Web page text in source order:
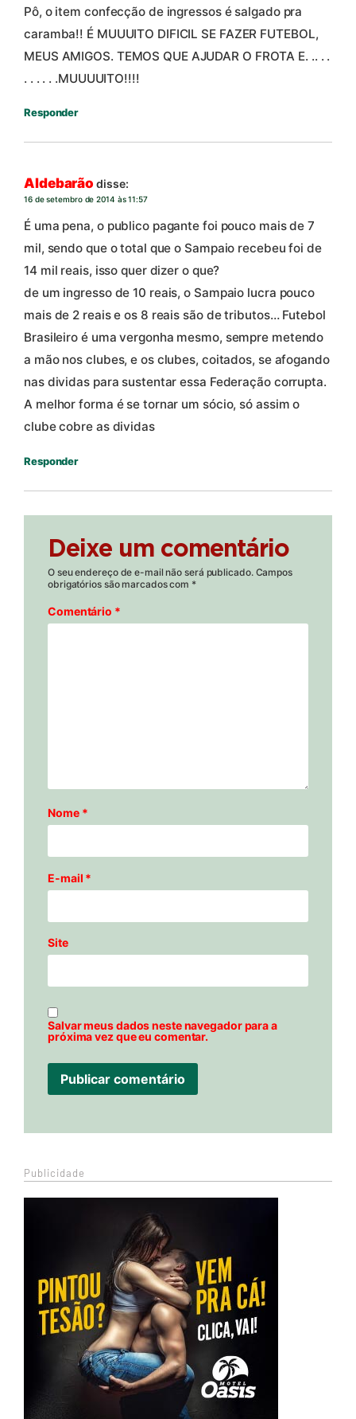
Pô, o item confecção de ingressos é salgado pra
caramba!! É MUUUITO DIFICIL SE FAZER FUTEBOL,
MEUS AMIGOS. TEMOS QUE AJUDAR O FROTA E. .. . .
. . . . . .MUUUUITO!!!!
Responder
Aldebarão disse:
16 de setembro de 2014 às 11:57
É uma pena, o publico pagante foi pouco mais de 7
mil, sendo que o total que o Sampaio recebeu foi de
14 mil reais, isso quer dizer o que?
de um ingresso de 10 reais, o Sampaio lucra pouco
mais de 2 reais e os 8 reais são de tributos… Futebol
Brasileiro é uma vergonha mesmo, sempre metendo
a mão nos clubes, e os clubes, coitados, se afogando
nas dividas para sustentar essa Federação corrupta.
A melhor forma é se tornar um sócio, só assim o
clube cobre as dividas
Responder
Deixe um comentário
O seu endereço de e-mail não será publicado. Campos
obrigatórios são marcados com *
Comentário *
Nome *
E-mail *
Site
Salvar meus dados neste navegador para a
próxima vez que eu comentar.
Publicidade